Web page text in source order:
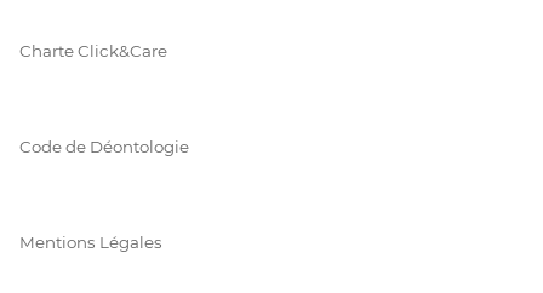
Charte Click&Care
Code de Déontologie
Mentions Légales